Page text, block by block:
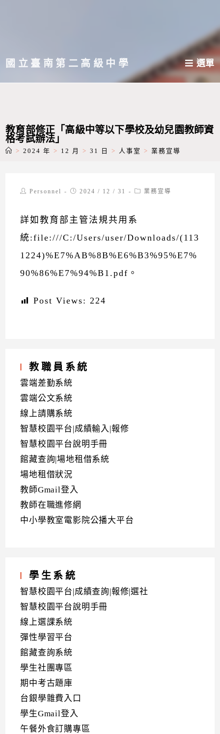
主國立臺南第二高級中學 選單
教育部修正「高級中等以下學校及幼兒園教師資
格考試辦法」
> 2024 年 > 12 月 > 31 日 > 人事室 > 業務宣導
PostPersonnel
Post2024 / 12 / 31
Post業務宣導
詳如教育部主管法規共用系
統:file:///C:/Users/user/Downloads/(113
1224)%E7%AB%8B%E6%B3%95%E7%
90%86%E7%94%B1.pdf。
Post Views: 224
教職員系統
雲端差勤系統
雲端公文系統
線上請購系統
智慧校園平台|成績輸入|報修
智慧校園平台說明手冊
館藏查詢|場地租借系統
場地租借狀況
教師Gmail登入
教師在職進修網
中小學教室電影院公播大平台
學生系統
智慧校園平台|成績查詢|報修|選社
智慧校園平台說明手冊
線上選課系統
彈性學習平台
館藏查詢系統
學生社團專區
期中考古題庫
台銀學雜費入口
學生Gmail登入
午餐外食訂購專區